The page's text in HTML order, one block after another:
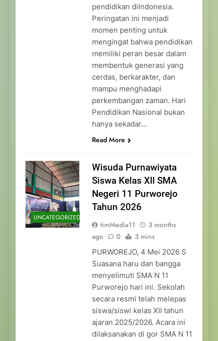
pendidikan diIndonesia.
Peringatan ini menjadi
momen penting untuk
mengingat bahwa pendidikan
memiliki peran besar dalam
membentuk generasi yang
cerdas, berkarakter, dan
mampu menghadapi
perkembangan zaman. Hari
Pendidikan Nasional bukan
hanya sekadar…
Read More
UNCATEGORIZED
Wisuda Purnawiyata
Siswa Kelas XII SMA
Negeri 11 Purworejo
Tahun 2026
timMedia11
3 months
ago
0 3 mins
PURWOREJO, 4 Mei 2026 S
Suasana haru dan bangga
menyelimuti SMA N 11
Purworejo hari ini. Sekolah
secara resmi telah melepas
siswa/siswi kelas XII tahun
ajaran 2025/2026. Acara ini
dilaksanakan di gor SMA N 11